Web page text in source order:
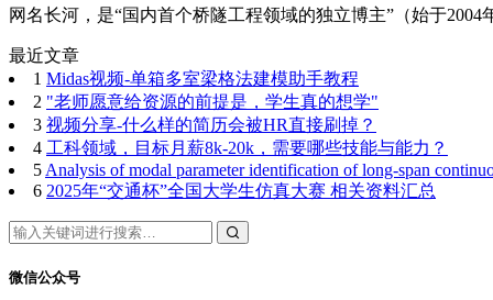
网名长河，是“国内首个桥隧工程领域的独立博主”（始于
最近文章
1 Midas视频-单箱多室梁格法建模助手教程
2 "老师愿意给资源的前提是，学生真的想学"
3 视频分享-什么样的简历会被HR直接刷掉？
4 工科领域，目标月薪8k-20k，需要哪些技能与能力？
5 Analysis of modal parameter identification of long-span
6 2025年“交通杯”全国大学生仿真大赛 相关资料汇总
微信公众号